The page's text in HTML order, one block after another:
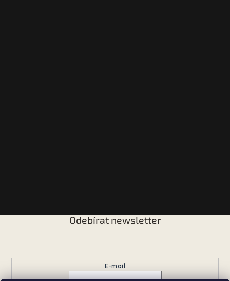
Odebírat newsletter
E-mail